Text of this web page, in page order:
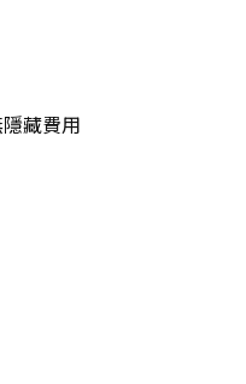
藏費用